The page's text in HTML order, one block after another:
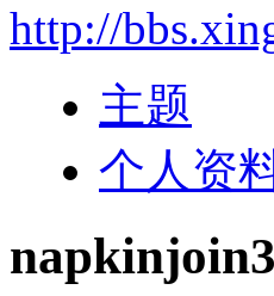
http://
主题
个人资
napkinjoin3